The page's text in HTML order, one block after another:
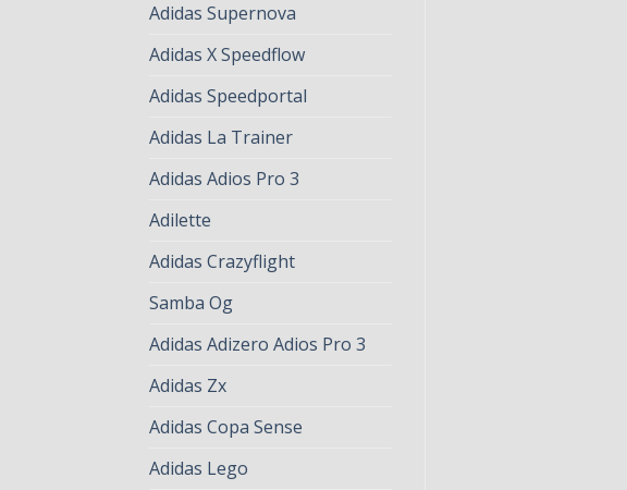
Adidas Supernova
Adidas X Speedflow
Adidas Speedportal
Adidas La Trainer
Adidas Adios Pro 3
Adilette
Adidas Crazyflight
Samba Og
Adidas Adizero Adios Pro 3
Adidas Zx
Adidas Copa Sense
Adidas Lego